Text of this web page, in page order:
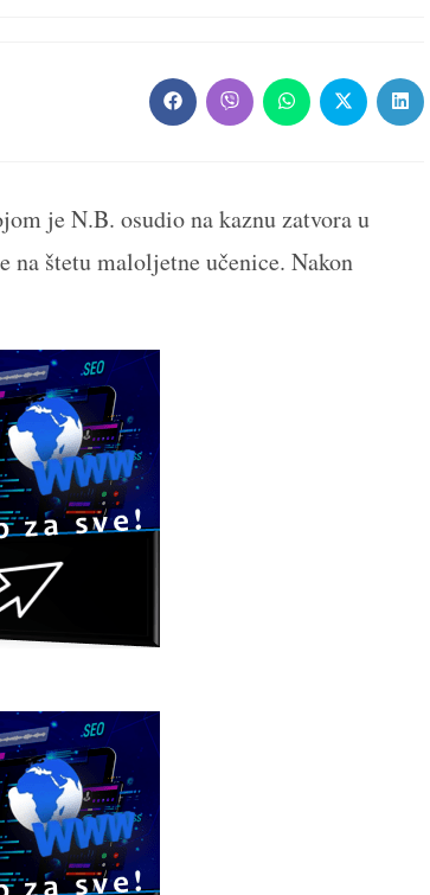
Opens
in
Opens
in
Opens
in
Opens
in
Opens
in
je N.B. osudio na kaznu zatvora u
štetu maloljetne učenice. Nakon